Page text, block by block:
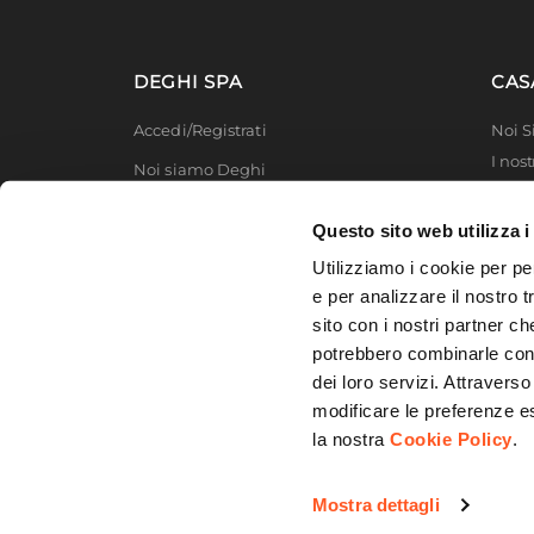
Questo sito web utilizza i
Utilizziamo i cookie per
e per analizzare il nostro
sito con i nostri partner
potrebbero combinarle
dei loro servizi.
modificare le preferenze
la nostraCookie Policy.
Mostra dettagli
Portata Massima Ripiani
10 kg
Finitura
Opaca
Sistema Di Apertura
A
No
DEGHI SPA
Accedi/Registrati
Noi siamo Deghi
Modello organizzativo e codice etico
Noi
I
MFT